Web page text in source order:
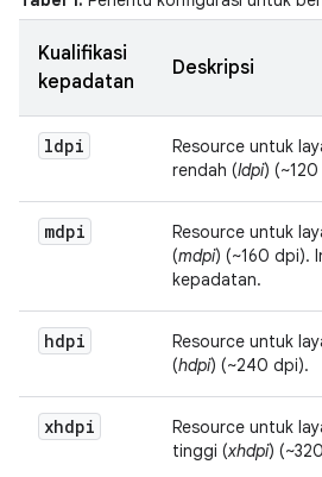
Kualifikasi
kepadatan
Deskripsi
ldpi
Resource untuk
rendah (ldpi)
mdpi
Resource untuk
(mdpi) (~160 dpi).
kepadatan.
hdpi
Resource untuk
(hdpi) (~240 dpi).
xhdpi
Resource untuk
tinggi (xhdpi)